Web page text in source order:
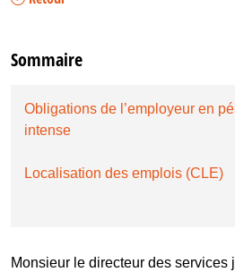
Sommaire
Obligations de l’employeur en
intense
Localisation des emplois (CLE)
Monsieur le directeur des services